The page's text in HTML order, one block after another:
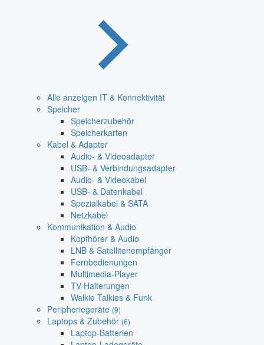
Alle anzeigen IT & Konnektivität
Speicher
Speicherzubehör
Speicherkarten
Kabel & Adapter
Audio- & Videoadapter
USB- & Verbindungsadapter
Audio- & Videokabel
USB- & Datenkabel
Spezialkabel & SATA
Netzkabel
Kommunikation & Audio
Kopfhörer & Audio
LNB & Satellitenempfänger
Fernbedienungen
Multimedia-Player
TV-Halterungen
Walkie Talkies & Funk
Peripheriegeräte (9)
Laptops & Zubehör (6)
Laptop-Batterien